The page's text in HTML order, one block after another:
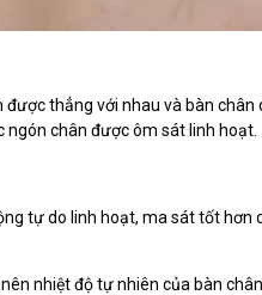
thẳng với nhau và bàn
chân được ôm sát linh hoạt.
tự do linh hoạt, ma sát tốt hơn
nhiệt độ tự nhiên của bàn